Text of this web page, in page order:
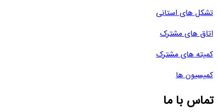
تشکل های استانی
اتاق های مشترک
کمیته های مشترک
کمیسیون ها
تماس با ما